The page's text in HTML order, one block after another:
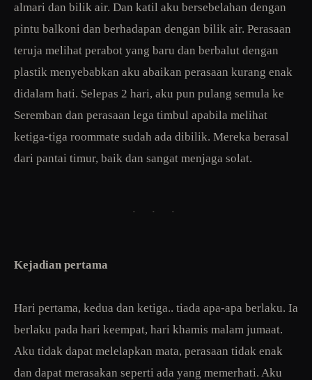
almari dan bilik air. Dan katil aku bersebelahan dengan
pintu balkoni dan berhadapan dengan bilik air. Perasaan
teruja melihat perabot yang baru dan berbalut dengan
plastik menyebabkan aku abaikan perasaan kurang enak
didalam hati. Selepas 2 hari, aku pun pulang semula ke
Seremban dan perasaan lega timbul apabila melihat
ketiga-tiga roommate sudah ada dibilik. Mereka berasal
dari pantai timur, baik dan sangat menjaga solat.
· · ·
Kejadian pertama
Hari pertama, kedua dan ketiga.. tiada apa-apa berlaku. Ia
berlaku pada hari keempat, hari khamis malam jumaat.
Aku tidak dapat melelapkan mata, perasaan tidak enak
dan dapat merasakan seperti ada yang memerhati. Aku